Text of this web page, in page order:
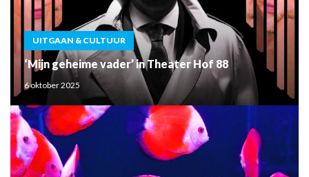
UITGAAN & CULTUUR
‘Mijn geheime vader’ in Theater Hof 88
6 oktober 2025